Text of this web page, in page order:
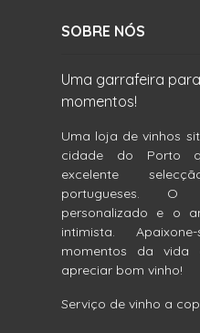
SOBRE NÓS
Uma garrafeira
momentos!
Uma loja de vinhos
cidade do Porto
excelente
portugueses. O
personalizado e o
intimista.
momentos da
apreciar bom vinho!
Serviço de vinho a